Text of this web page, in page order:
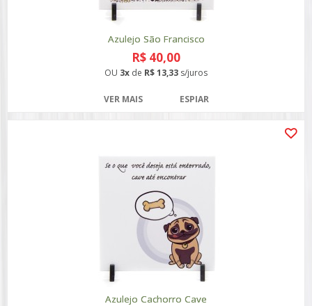
Azulejo São Francisco
R$ 40,00
OU 3x de R$ 13,33 s/juros
VER MAIS ESPIAR
Azulejo Cachorro Cave